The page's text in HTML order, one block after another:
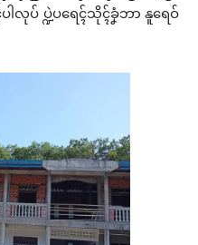
လုပ် ပ္ဍဲပရေၚ်သိုၚ်ခၞံဘာ နူရေဝ်